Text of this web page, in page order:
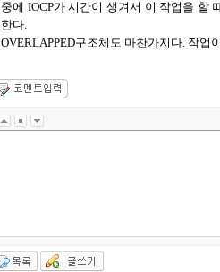
중에 IOCP가 시간이 생겨서 이 작업을 할
한다.
OVERLAPPED구조체도 마찬가지다. 작업